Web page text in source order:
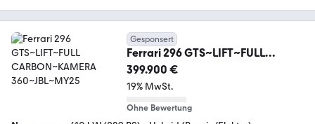
Gesponsert
Ferrari 296 GTS~LIFT~FULL
CARBON~KAMERA
360~JBL~MY25
399.900 €
19% MwSt.
Ohne Bewertung